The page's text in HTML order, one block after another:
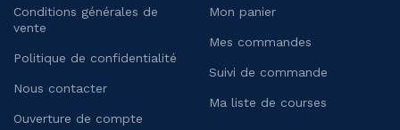
Conditions générales de
vente
Politique de confidentialité
Nous contacter
Ouverture de compte
Mon panier
Mes commandes
Suivi de commande
Ma liste de courses